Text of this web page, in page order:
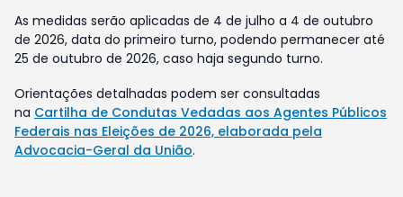
As medidas serão aplicadas de 4 de julho a 4 de outubro
de 2026, data do primeiro turno, podendo permanecer até
25 de outubro de 2026, caso haja segundo turno.
Orientações detalhadas podem ser consultadas
na Cartilha de Condutas Vedadas aos Agentes Públicos
Federais nas Eleições de 2026, elaborada pela
Advocacia-Geral da União.